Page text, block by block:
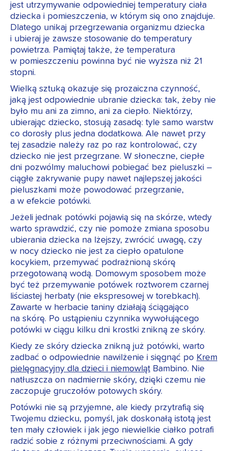
jest utrzymywanie odpowiedniej temperatury ciała
dziecka i pomieszczenia, w którym się ono znajduje.
Dlatego unikaj przegrzewania organizmu dziecka
i ubieraj je zawsze stosowanie do temperatury
powietrza. Pamiętaj także, że temperatura
w pomieszczeniu powinna być nie wyższa niż 21
stopni.
Wielką sztuką okazuje się prozaiczna czynność,
jaką jest odpowiednie ubranie dziecka: tak, żeby nie
było mu ani za zimno, ani za ciepło. Niektórzy,
ubierając dziecko, stosują zasadę: tyle samo warstw
co dorosły plus jedna dodatkowa. Ale nawet przy
tej zasadzie należy raz po raz kontrolować, czy
dziecko nie jest przegrzane. W słoneczne, ciepłe
dni pozwólmy maluchowi pobiegać bez pieluszki –
ciągłe zakrywanie pupy nawet najlepszej jakości
pieluszkami może powodować przegrzanie,
a w efekcie potówki.
Jeżeli jednak potówki pojawią się na skórze, wtedy
warto sprawdzić, czy nie pomoże zmiana sposobu
ubierania dziecka na lżejszy, zwrócić uwagę, czy
w nocy dziecko nie jest za ciepło opatulone
kocykiem, przemywać podrażnioną skórę
przegotowaną wodą. Domowym sposobem może
być też przemywanie potówek roztworem czarnej
liściastej herbaty (nie ekspresowej w torebkach).
Zawarte w herbacie taniny działają ściągająco
na skórę. Po ustąpieniu czynnika wywołującego
potówki w ciągu kilku dni krostki znikną ze skóry.
Kiedy ze skóry dziecka znikną już potówki, warto
zadbać o odpowiednie nawilżenie i sięgnąć po Krem
pielęgnacyjny dla dzieci i niemowlątBambino. Nie
natłuszcza on nadmiernie skóry, dzięki czemu nie
zaczopuje gruczołów potowych skóry.
Potówki nie są przyjemne, ale kiedy przytrafią się
Twojemu dziecku, pomyśl, jak doskonałą istotą jest
ten mały człowiek i jak jego niewielkie ciałko potrafi
radzić sobie z różnymi przeciwnościami. A gdy